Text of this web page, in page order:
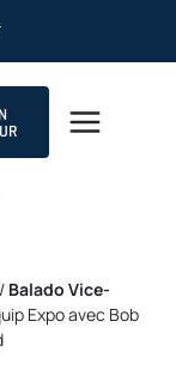
Balado Vice-
Expo avec Bob